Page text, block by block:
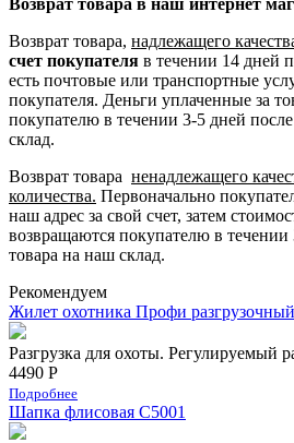
Возврат товара в наш интернет
Возврат товара, надлежащего
счет покупателя в течении 14 дней
есть почтовые или транспортные
покупателя. Деньги уплаченные за
покупателю в течении 3-5 дней
склад.
Возврат товара ненадлежащего
количества. Первоначально
наш адрес за свой счет, затем
возвращаются покупателю в течении
товара на наш склад.
Рекомендуем
Жилет охотника Профи
Разгрузка для охоты. Регулируемый
4490 Р
Подробнее
Шапка флисовая С5001